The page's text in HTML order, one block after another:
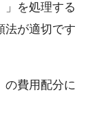
」を処理する
法が適切です
の費用配分に